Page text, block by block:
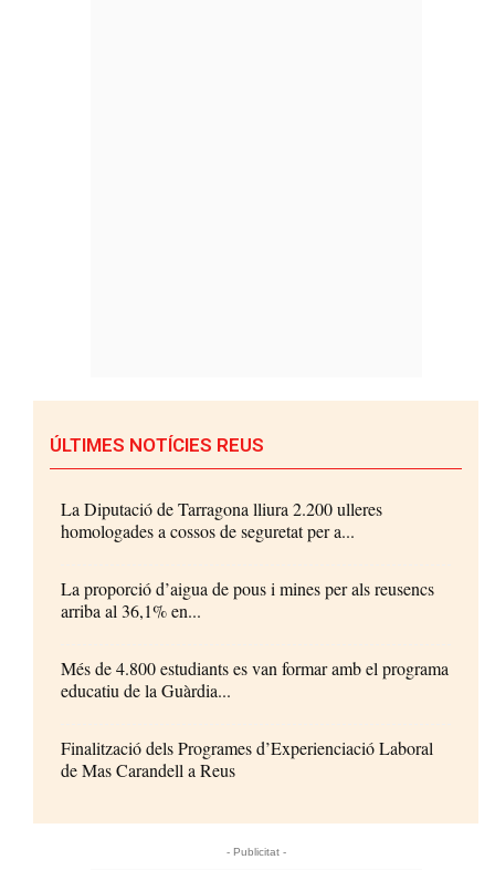
ÚLTIMES NOTÍCIES REUS
La Diputació de Tarragona lliura 2.200 ulleres
homologades a cossos de seguretat per a...
La proporció d’aigua de pous i mines per als reusencs
arriba al 36,1% en...
Més de 4.800 estudiants es van formar amb el programa
educatiu de la Guàrdia...
Finalització dels Programes d’Experienciació Laboral
de Mas Carandell a Reus
- Publicitat -